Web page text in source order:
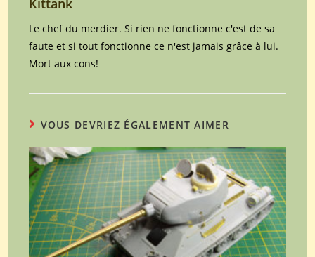
Kittank
Le chef du merdier. Si rien ne fonctionne c'est de sa
faute et si tout fonctionne ce n'est jamais grâce à lui.
Mort aux cons!
VOUS DEVRIEZ ÉGALEMENT AIMER